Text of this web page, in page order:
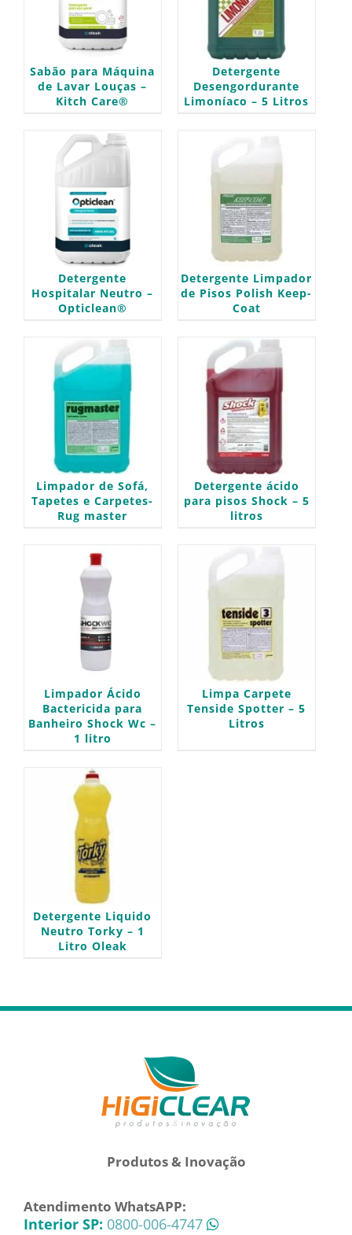
Sabão para Máquina
de Lavar Louças –
Kitch Care®
Detergente
Desengordurante
Limoníaco – 5 Litros
Detergente
Hospitalar Neutro –
Opticlean®
Detergente Limpador
de Pisos Polish Keep-
Coat
Limpador de Sofá,
Tapetes e Carpetes-
Rug master
Detergente ácido
para pisos Shock – 5
litros
Limpador Ácido
Bactericida para
Banheiro Shock Wc –
1 litro
Limpa Carpete
Tenside Spotter – 5
Litros
Detergente Liquido
Neutro Torky – 1
Litro Oleak
Produtos & Inovação
Atendimento WhatsAPP:
Interior SP: 0800-006-4747